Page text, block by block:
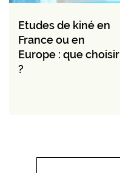
Etudes de kiné en
France ou en
Europe : que choisir
?